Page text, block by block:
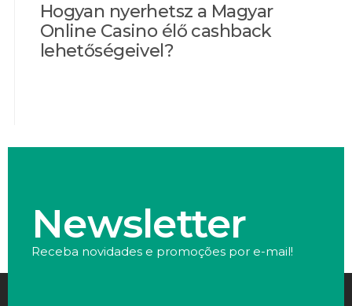
Hogyan nyerhetsz a Magyar
Online Casino élő cashback
lehetőségeivel?
Newsletter
Receba novidades e promoções por e-mail!